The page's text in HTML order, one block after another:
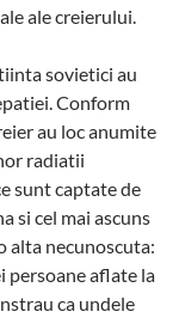
ale cre­ierului.
so­vietici au
Conform
au loc anumite
radiatii
sunt captate de
si cel mai ascuns
alta necu­nos­cuta:
per­soane aflate la
ca un­dele